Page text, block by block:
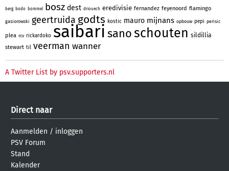
berg bodo bommel bosz dest driouech eredivisie fernandez feyenoord flamingo
gasiorowski geertruida godts kostic mauro mijnans opbouw pepi perisic
plea rcv rickardoko saibari sanoschouten sildillia
stewart til veerman wanner
A Twitter List by psv.supporters.nl
Direct naar
Aanmelden / inloggen
PSV Forum
Stand
Kalender